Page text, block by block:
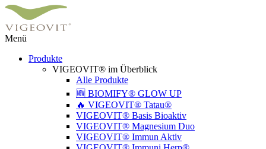
Menü
Produkte
VIGEOVIT® im Überblick
Alle Produkte
🆕 BIOMIFY® GLOW UP
🔥 VIGEOVIT® Tatau®
VIGEOVIT® Basis Bioaktiv
VIGEOVIT® Magnesium Duo
VIGEOVIT® Immun Aktiv